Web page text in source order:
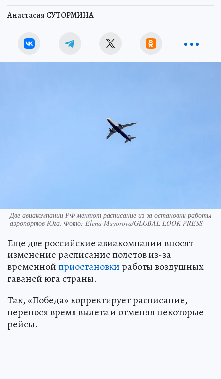
Анастасия СУТОРМИНА
Две авиакомпании РФ меняют расписание из-за остановки работы
аэропортов Юга. Фото: Elena Mayorova/GLOBAL LOOK PRESS
Еще две российские авиакомпании вносят
изменение расписание полетов из-за
временнойприостановкиработы воздушных
гаваней юга страны.
Так, «Победа» корректирует расписание,
перенося время вылета и отменяя некоторые
рейсы.